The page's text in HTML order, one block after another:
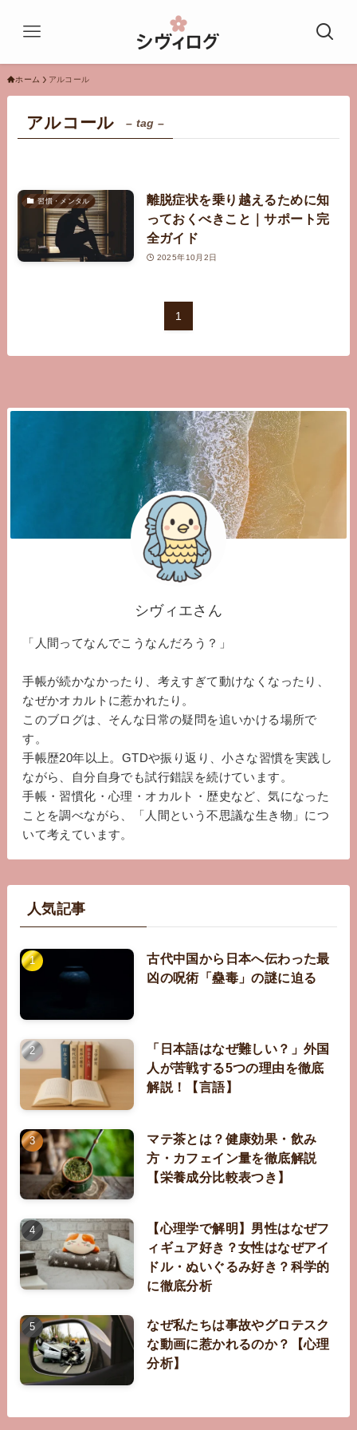
ホーム アルコール
アルコール – tag –
習慣・メンタル
離脱症状を乗り越えるために知
っておくべきこと｜サポート完
全ガイド
2025年10月2日
1
シヴィエさん
「人間ってなんでこうなんだろう？」
手帳が続かなかったり、考えすぎて動けなくなったり、
なぜかオカルトに惹かれたり。
このブログは、そんな日常の疑問を追いかける場所で
す。
手帳歴20年以上。GTDや振り返り、小さな習慣を実践し
ながら、自分自身でも試行錯誤を続けています。
手帳・習慣化・心理・オカルト・歴史など、気になった
ことを調べながら、「人間という不思議な生き物」につ
いて考えています。
人気記事
古代中国から日本へ伝わった最
凶の呪術「蠱毒」の謎に迫る
「日本語はなぜ難しい？」外国
人が苦戦する5つの理由を徹底
解説！【言語】
マテ茶とは？健康効果・飲み
方・カフェイン量を徹底解説
【栄養成分比較表つき】
【心理学で解明】男性はなぜフ
ィギュア好き？女性はなぜアイ
ドル・ぬいぐるみ好き？科学的
に徹底分析
なぜ私たちは事故やグロテスク
な動画に惹かれるのか？【心理
分析】